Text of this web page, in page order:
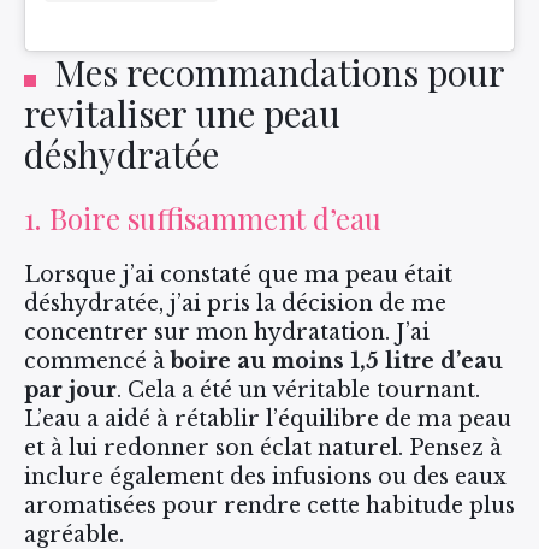
Mes recommandations pour
revitaliser une peau
déshydratée
1. Boire suffisamment d’eau
Lorsque j’ai constaté que ma peau était
déshydratée, j’ai pris la décision de me
concentrer sur mon hydratation. J’ai
commencé à boire au moins 1,5 litre d’eau
par jour. Cela a été un véritable tournant.
L’eau a aidé à rétablir l’équilibre de ma peau
et à lui redonner son éclat naturel. Pensez à
inclure également des infusions ou des eaux
aromatisées pour rendre cette habitude plus
agréable.